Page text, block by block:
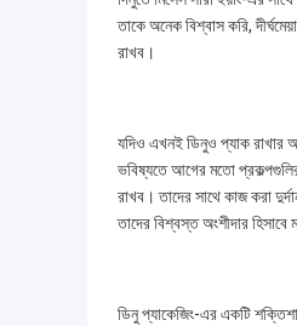
তাকে অনেক বিশ্বাস করি,
রাখব।
যদিও এখনই ডিনুও প্যাক রাখার
ভবিষ্যতে আগের মতো
রাখব। তাদের সাথে কাজ করা
তাদের বিশ্বস্ত অংশীদার হিসাবে
ডিনু প্যাকেজিং-এর একটি